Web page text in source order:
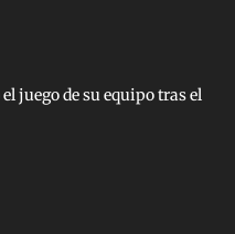
juego de su equipo tras el